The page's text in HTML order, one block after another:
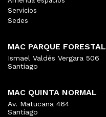
Servicios
Sedes
MAC PARQUE FORESTAL
Ismael Valdés Vergara 506
Santiago
MAC QUINTA NORMAL
Av. Matucana 464
Santiago